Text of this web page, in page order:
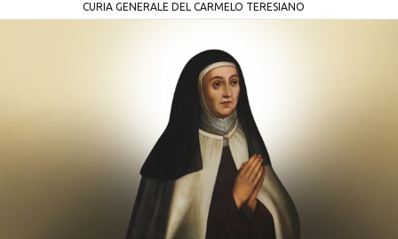
CURIA GENERALE DEL CARMELO TERESIANO